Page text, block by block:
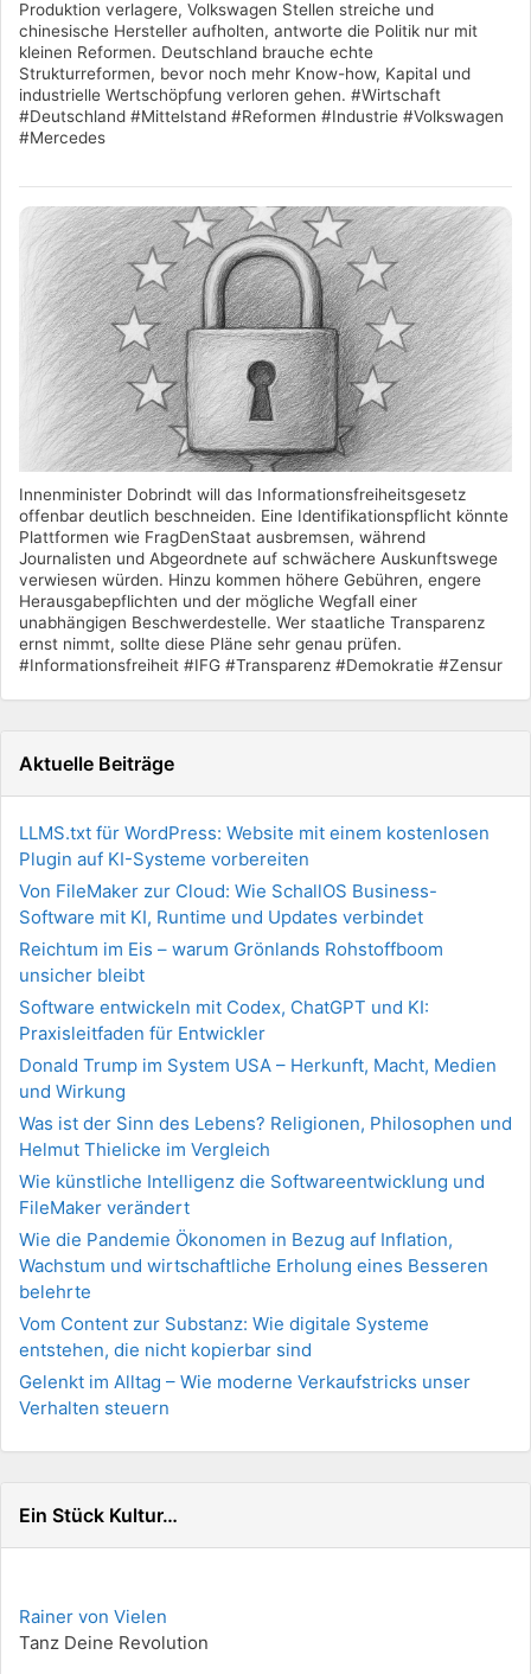
Produktion verlagere, Volkswagen Stellen streiche und
chinesische Hersteller aufholten, antworte die Politik nur mit
kleinen Reformen. Deutschland brauche echte
Strukturreformen, bevor noch mehr Know-how, Kapital und
industrielle Wertschöpfung verloren gehen. #Wirtschaft
#Deutschland #Mittelstand #Reformen #Industrie #Volkswagen
#Mercedes
Innenminister Dobrindt will das Informationsfreiheitsgesetz
offenbar deutlich beschneiden. Eine Identifikationspflicht könnte
Plattformen wie FragDenStaat ausbremsen, während
Journalisten und Abgeordnete auf schwächere Auskunftswege
verwiesen würden. Hinzu kommen höhere Gebühren, engere
Herausgabepflichten und der mögliche Wegfall einer
unabhängigen Beschwerdestelle. Wer staatliche Transparenz
ernst nimmt, sollte diese Pläne sehr genau prüfen.
#Informationsfreiheit #IFG #Transparenz #Demokratie #Zensur
Aktuelle Beiträge
LLMS.txt für WordPress: Website mit einem kostenlosen
Plugin auf KI-Systeme vorbereiten
Von FileMaker zur Cloud: Wie SchallOS Business-
Software mit KI, Runtime und Updates verbindet
Reichtum im Eis – warum Grönlands Rohstoffboom
unsicher bleibt
Software entwickeln mit Codex, ChatGPT und KI:
Praxisleitfaden für Entwickler
Donald Trump im System USA – Herkunft, Macht, Medien
und Wirkung
Was ist der Sinn des Lebens? Religionen, Philosophen und
Helmut Thielicke im Vergleich
Wie künstliche Intelligenz die Softwareentwicklung und
FileMaker verändert
Wie die Pandemie Ökonomen in Bezug auf Inflation,
Wachstum und wirtschaftliche Erholung eines Besseren
belehrte
Vom Content zur Substanz: Wie digitale Systeme
entstehen, die nicht kopierbar sind
Gelenkt im Alltag – Wie moderne Verkaufstricks unser
Verhalten steuern
Ein Stück Kultur…
Rainer von Vielen
Tanz Deine Revolution